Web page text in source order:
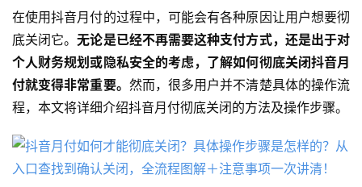
在使用抖音月付的过程中，可能会有各种原因让用户想要彻
底关闭它。无论是已经不再需要这种支付方式，还是出于对
个人财务规划或隐私安全的考虑，了解如何彻底关闭抖音月
付就变得非常重要。 然而，很多用户并不清楚具体的操作流
程，本文将详细介绍抖音月付彻底关闭的方法及操作步骤。